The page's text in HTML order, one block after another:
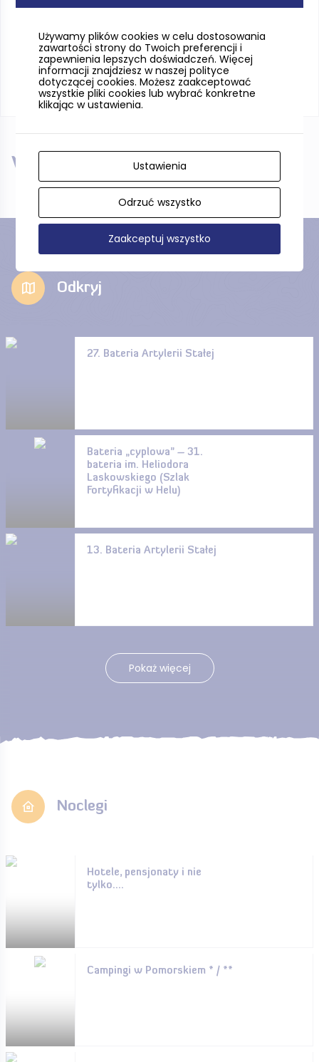
W pobliżu
Odkryj
27. Bateria Artylerii Stałej
Bateria „cyplowa” – 31.
bateria im. Heliodora
Laskowskiego (Szlak
Fortyfikacji w Helu)
13. Bateria Artylerii Stałej
Pokaż więcej
Noclegi
Hotele, pensjonaty i nie
tylko....
Campingi w Pomorskiem * / **
Używamy plików cookies w celu dostosowania
zawartości strony do Twoich preferencji i
zapewnienia lepszych doświadczeń. Więcej
informacji znajdziesz w naszej polityce
dotyczącej cookies. Możesz zaakceptować
wszystkie pliki cookies lub wybrać konkretne
klikając w ustawienia.
Ustawienia
Odrzuć wszystko
Zaakceptuj wszystko